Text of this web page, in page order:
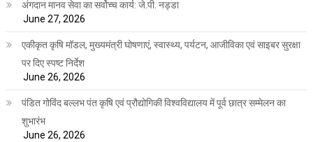
अंगदान मानव सेवा का सर्वोच्च कार्य: जे.पी. नड्डा
June 27, 2026
एकीकृत कृषि मॉडल, मुख्यमंत्री घोषणाएं, स्वास्थ्य, पर्यटन, आजीविका एवं साइबर सुरक्षा
पर दिए स्पष्ट निर्देश
June 26, 2026
पंडित गोविंद बल्लभ पंत कृषि एवं प्रौद्योगिकी विश्वविद्यालय में पूर्व छात्र सम्मेलन का
शुभारंभ
June 26, 2026